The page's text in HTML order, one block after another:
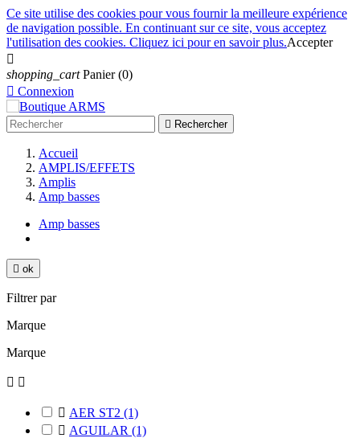
Ce site utilise des cookies pour vous fournir la meilleure expérience
de navigation possible. En continuant sur ce site, vous acceptez
l'utilisation des cookies. Cliquez ici pour en savoir plus.Accepter

shopping_cart Panier (0)
 Connexion
 Rechercher
Accueil
AMPLIS/EFFETS
Amplis
Amp basses
Amp basses
 ok
Filtrer par
Marque
Marque
 
 AER ST2 (1)
 AGUILAR (1)